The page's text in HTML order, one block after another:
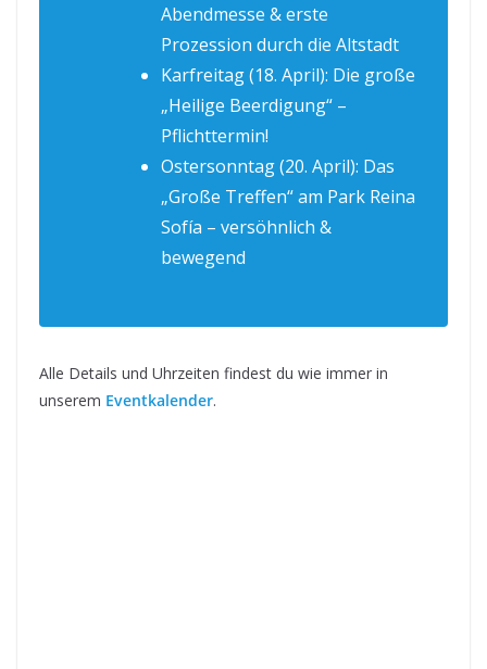
Abendmesse & erste
Prozession durch die Altstadt
Karfreitag (18. April): Die große
„Heilige Beerdigung“ –
Pflichttermin!
Ostersonntag (20. April): Das
„Große Treffen“ am Park Reina
Sofía – versöhnlich &
bewegend
Alle Details und Uhrzeiten findest du wie immer in
unserem Eventkalender.